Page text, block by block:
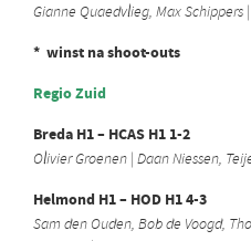
Gianne Quaedvlieg, Max Schippers
* winst na shoot-outs
Regio Zuid
Breda H1 – HCAS H1 1-2
Olivier Groenen | Daan Niessen,
Helmond H1 – HOD H1 4-3
Sam den Ouden, Bob de Voogd,